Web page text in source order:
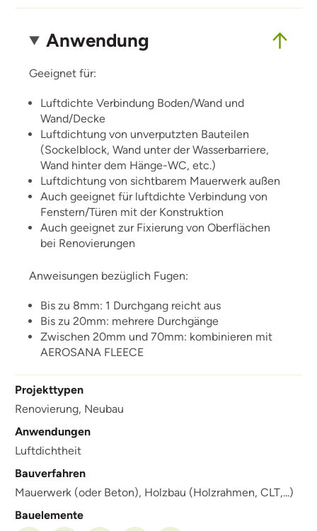
Anwendung
Geeignet für:
Luftdichte Verbindung Boden/Wand und
Wand/Decke
Luftdichtung von unverputzten Bauteilen
(Sockelblock, Wand unter der Wasserbarriere,
Wand hinter dem Hänge-WC, etc.)
Luftdichtung von sichtbarem Mauerwerk außen
Auch geeignet für luftdichte Verbindung von
Fenstern/Türen mit der Konstruktion
Auch geeignet zur Fixierung von Oberflächen
bei Renovierungen
Anweisungen bezüglich Fugen:
Bis zu 8mm: 1 Durchgang reicht aus
Bis zu 20mm: mehrere Durchgänge
Zwischen 20mm und 70mm: kombinieren mit
AEROSANA FLEECE
Projekttypen
Renovierung, Neubau
Anwendungen
Luftdichtheit
Bauverfahren
Mauerwerk (oder Beton), Holzbau (Holzrahmen, CLT,...)
Bauelemente